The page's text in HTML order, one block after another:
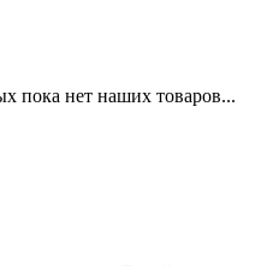
пока нет наших товаров...